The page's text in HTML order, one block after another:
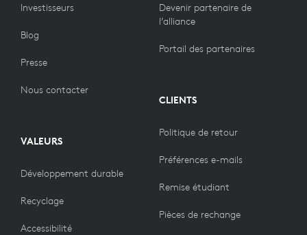
Investisseurs
Blog
Presse
Nous contacter
VALEURS
Développement durable
Recyclage
Accessibilité
Devenir partenaire de
l’alliance
Portail des partenaires
CLIENTS
Politique de retour
Préférences e-mails
Remise étudiant
Pièces de rechange